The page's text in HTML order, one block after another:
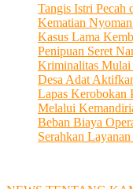
Tangis Istri Pecah
Kematian
Kasus Lama
Penipuan Seret
Kriminalitas
Desa Adat
Lapas Kerobokan
Melalui
Beban Biaya
Serahkan